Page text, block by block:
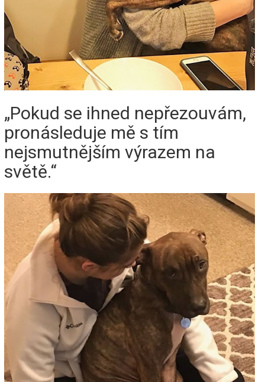
„Pokud se ihned nepřezouvám,
pronásleduje mě s tím
nejsmutnějším výrazem na
světě.“